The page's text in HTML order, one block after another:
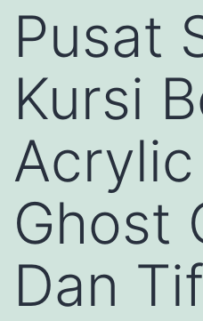
Pusat
Kursi
Ghost
Dan